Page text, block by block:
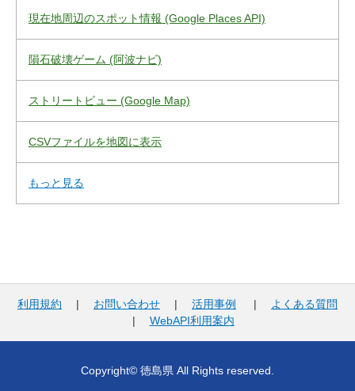
現在地周辺のスポット情報 (Google Places API)
隕石破壊ゲーム (阿波ナビ)
ストリートビュー (Google Map)
CSVファイルを地図に表示
もっと見る
利用規約 | お問い合わせ | 活用事例 |
よくある質問
| WebAPI利用案内
Copyright© 徳島県 All Rights reserved.